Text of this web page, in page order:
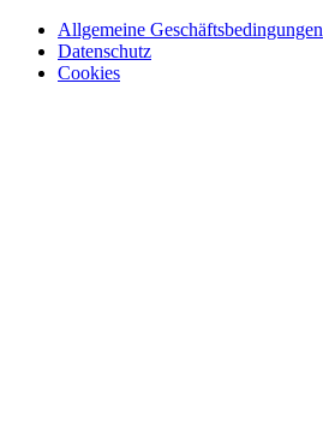
Allgemeine Geschäftsbedingungen
Datenschutz
Cookies